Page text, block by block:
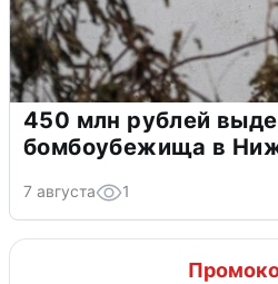
450 млн рублей
бомбоубежища в
7 августа 1